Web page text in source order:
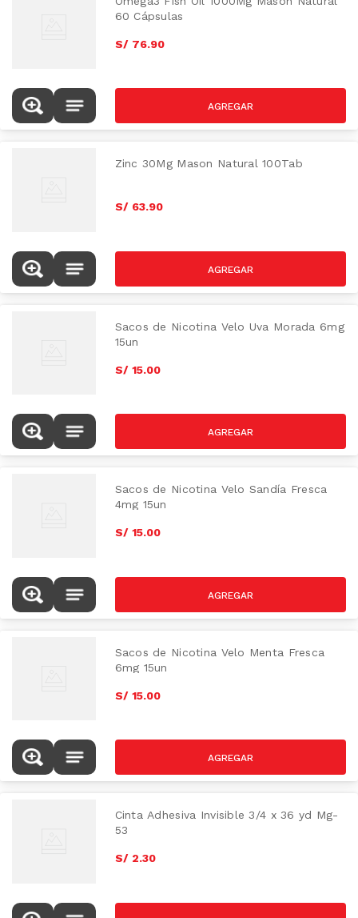
60 Cápsulas
S/ 76.90
Zinc 30Mg Mason Natural 100Tab
S/ 63.90
Sacos de Nicotina Velo Uva Morada 6mg
15un
S/ 15.00
Sacos de Nicotina Velo Sandía Fresca
4mg 15un
S/ 15.00
Sacos de Nicotina Velo Menta Fresca
6mg 15un
S/ 15.00
Cinta Adhesiva Invisible 3/4 x 36 yd Mg-
53
S/ 2.30